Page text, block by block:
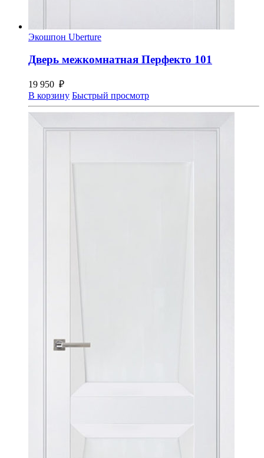
Экошпон Uberture
Дверь межкомнатная Перфекто 101
19 950 ₽
В корзину Быстрый просмотр